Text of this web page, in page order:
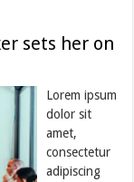
sets her on
Lorem ipsum
dolor sit
amet,
consectetur
adipiscing